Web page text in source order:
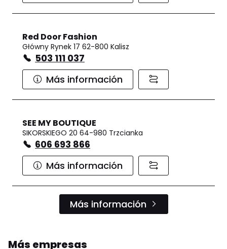
Red Door Fashion
Główny Rynek 17 62-800 Kalisz
503 111 037
Más información
SEE MY BOUTIQUE
SIKORSKIEGO 20 64-980 Trzcianka
606 693 866
Más información
Más información
Más empresas